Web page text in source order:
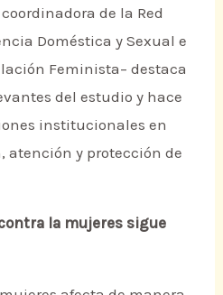
de la Red
Doméstica y Sexual e
Feminista– destaca
del estudio y hace
institucionales en
atención y protección de
la mujeres sigue